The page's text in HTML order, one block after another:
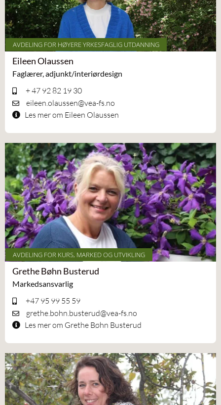
AVDELING FOR HØYERE YRKESFAGLIG UTDANNING
Eileen Olaussen
Faglærer, adjunkt/interiørdesign
+ 47 92 82 19 30
eileen.olaussen@vea-fs.no
Les mer om Eileen Olaussen
AVDELING FOR KURS, MARKED OG UTVIKLING
Grethe Bøhn Busterud
Markedsansvarlig
+47 95 99 55 59
grethe.bohn.busterud@vea-fs.no
Les mer om Grethe Bøhn Busterud